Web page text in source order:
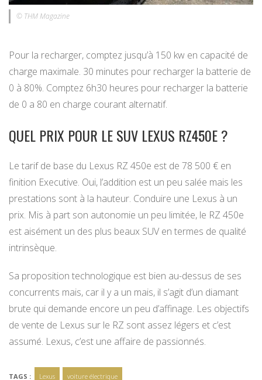
© THM Magazine
Pour la recharger, comptez jusqu’à 150 kw en capacité de
charge maximale. 30 minutes pour recharger la batterie de
0 à 80%. Comptez 6h30 heures pour recharger la batterie
de 0 a 80 en charge courant alternatif.
QUEL PRIX POUR LE SUV LEXUS RZ450E ?
Le tarif de base du Lexus RZ 450e est de 78 500 € en
finition Executive. Oui, l’addition est un peu salée mais les
prestations sont à la hauteur. Conduire une Lexus à un
prix. Mis à part son autonomie un peu limitée, le RZ 450e
est aisément un des plus beaux SUV en termes de qualité
intrinsèque.
Sa proposition technologique est bien au-dessus de ses
concurrents mais, car il y a un mais, il s’agit d’un diamant
brute qui demande encore un peu d’affinage. Les objectifs
de vente de Lexus sur le RZ sont assez légers et c’est
assumé. Lexus, c’est une affaire de passionnés.
TAGS : Lexus voiture électrique